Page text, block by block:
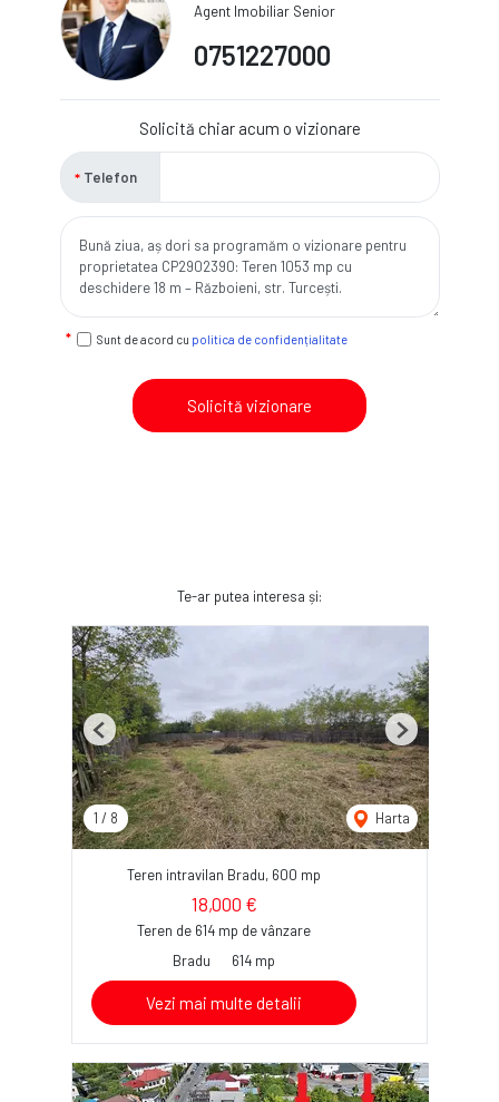
Agent Imobiliar Senior
0751227000
Solicită chiar acum o vizionare
Telefon
Sunt de acord cu politica de confidențialitate
Solicită vizionare
Te-ar putea interesa și:
1 / 8 Harta
Previous Next
Teren intravilan Bradu, 600 mp
18,000 €
Teren de 614 mp de vânzare
Bradu
614 mp
Vezi mai multe detalii